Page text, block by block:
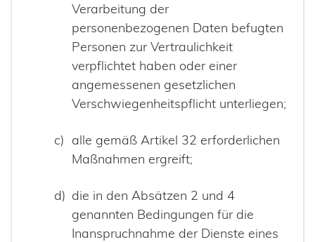
Verarbeitung der
personenbezogenen Daten befugten
Personen zur Vertraulichkeit
verpflichtet haben oder einer
angemessenen gesetzlichen
Verschwiegenheitspflicht unterliegen;
alle gemäß Artikel 32 erforderlichen
Maßnahmen ergreift;
die in den Absätzen 2 und 4
genannten Bedingungen für die
Inanspruchnahme der Dienste eines